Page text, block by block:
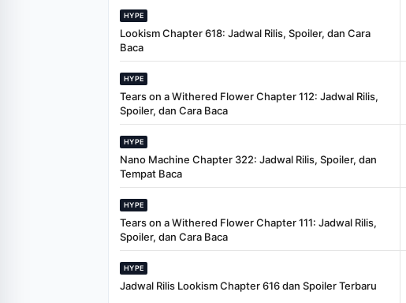
HYPE
Lookism Chapter 618: Jadwal Rilis, Spoiler, dan Cara
Baca
HYPE
Tears on a Withered Flower Chapter 112: Jadwal Rilis,
Spoiler, dan Cara Baca
HYPE
Nano Machine Chapter 322: Jadwal Rilis, Spoiler, dan
Tempat Baca
HYPE
Tears on a Withered Flower Chapter 111: Jadwal Rilis,
Spoiler, dan Cara Baca
HYPE
Jadwal Rilis Lookism Chapter 616 dan Spoiler Terbaru